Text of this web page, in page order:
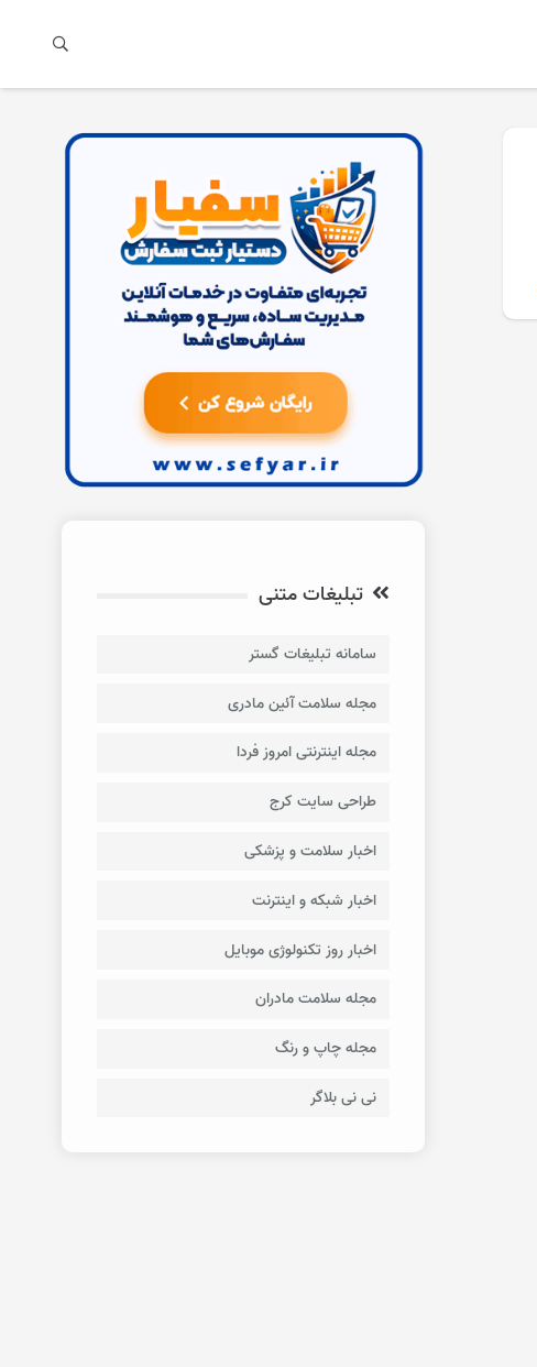
تبلیغات متنی
سامانه تبلیغات گستر
مجله سلامت آئین مادری
مجله اینترنتی امروز فردا
طراحی سایت کرج
اخبار سلامت و پزشکی
اخبار شبکه و اینترنت
اخبار روز تکنولوژی موبایل
مجله سلامت مادران
مجله چاپ و رنگ
نی نی بلاگر